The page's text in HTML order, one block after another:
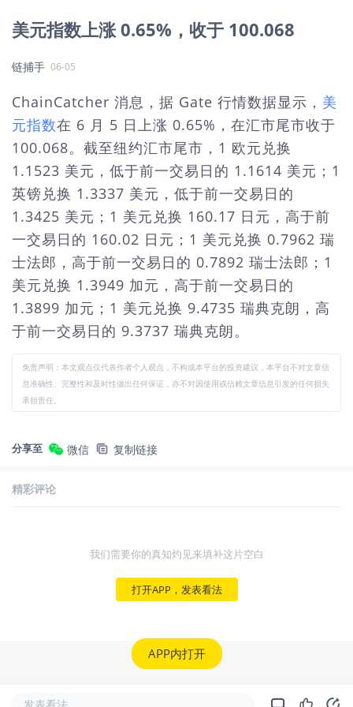
美元指数上涨 0.65%，收于 100.068
链捕手 06-05
ChainCatcher 消息，据 Gate 行情数据显示， 美
元指数在 6 月 5 日上涨 0.65%，在汇市尾市收于
100.068。截至纽约汇市尾市，1 欧元兑换
1.1523 美元，低于前一交易日的 1.1614 美元；1
英镑兑换 1.3337 美元，低于前一交易日的
1.3425 美元；1 美元兑换 160.17 日元，高于前
一交易日的 160.02 日元；1 美元兑换 0.7962 瑞
士法郎，高于前一交易日的 0.7892 瑞士法郎；1
美元兑换 1.3949 加元，高于前一交易日的
1.3899 加元；1 美元兑换 9.4735 瑞典克朗，高
于前一交易日的 9.3737 瑞典克朗。
免责声明：本文观点仅代表作者个人观点，不构成本平台的投资建议，本平台不对文章信
息准确性、完整性和及时性做出任何保证，亦不对因使用或信赖文章信息引发的任何损失
承担责任。
分享至 微信 复制链接
精彩评论
我们需要你的真知灼见来填补这片空白
打开APP，发表看法
APP内打开